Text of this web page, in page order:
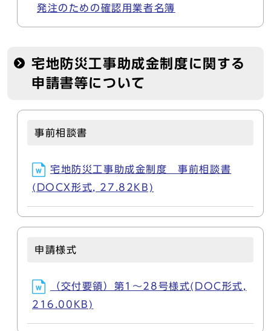
発注のための確認用業者名簿
宅地防災工事助成金制度に関する
申請書等について
事前相談書
宅地防災工事助成金制度 事前相談書
(DOCX形式, 27.82KB)
申請様式
（交付要領）第1～28号様式(DOC形式,
216.00KB)